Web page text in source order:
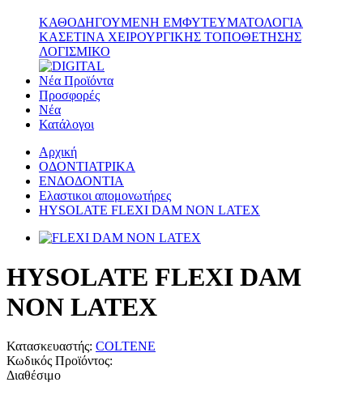
ΚΑΘΟΔΗΓΟΥΜΕΝΗ ΕΜΦΥΤΕΥΜΑΤΟΛΟΓΙΑ
ΚΑΣΕΤΙΝΑ ΧΕΙΡΟΥΡΓΙΚΗΣ ΤΟΠΟΘΕΤΗΣΗΣ
ΛΟΓΙΣΜΙΚΟ
Νέα Προϊόντα
Προσφορές
Νέα
Κατάλογοι
Αρχική
ΟΔΟΝΤΙΑΤΡΙΚΑ
ΕΝΔΟΔΟΝΤΙΑ
Ελαστικοι απομονωτήρες
HYSOLATE FLEXI DAM NON LATEX
HYSOLATE FLEXI DAM
NON LATEX
Κατασκευαστής: COLTENE
Κωδικός Προϊόντος:
Διαθέσιμο